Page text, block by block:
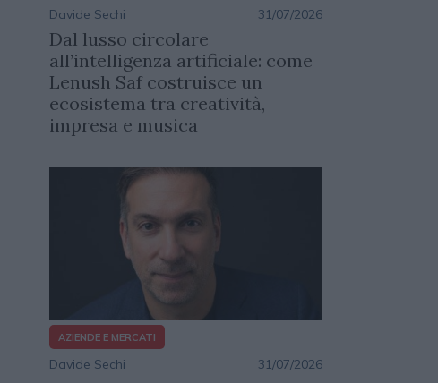
Davide Sechi 31/07/2026
Dal lusso circolare
all’intelligenza artificiale: come
Lenush Saf costruisce un
ecosistema tra creatività,
impresa e musica
AZIENDE E MERCATI
Davide Sechi 31/07/2026